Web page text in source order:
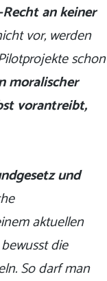
an keiner
vor, werden
schon
moralischer
vorantreibt,
und
aktuellen
die
So darf man